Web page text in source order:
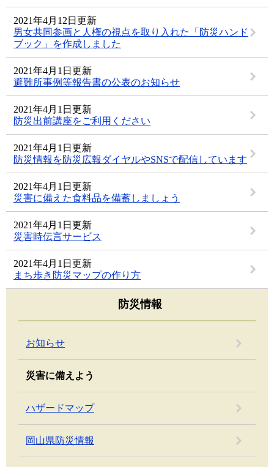
2021年4月12日更新
男女共同参画と人権の視点を取り入れた「防災ハンド
ブック」を作成しました
2021年4月1日更新
避難所事例等報告書の公表のお知らせ
2021年4月1日更新
防災出前講座をご利用ください
2021年4月1日更新
防災情報を防災広報ダイヤルやSNSで配信しています
2021年4月1日更新
災害に備えた食料品を備蓄しましょう
2021年4月1日更新
災害時伝言サービス
2021年4月1日更新
まち歩き防災マップの作り方
防災情報
お知らせ
災害に備えよう
ハザードマップ
岡山県防災情報